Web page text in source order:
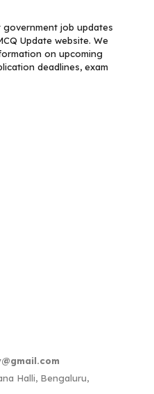
job updates
Update website. We
on upcoming
deadlines, exam
Halli, Bengaluru,